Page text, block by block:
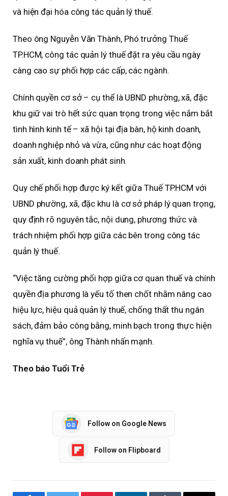
và hiện đại hóa công tác quản lý thuế.
Theo ông Nguyễn Văn Thành, Phó trưởng Thuế
TP.HCM, công tác quản lý thuế đặt ra yêu cầu ngày
càng cao sự phối hợp các cấp, các ngành.
Chính quyền cơ sở – cụ thể là UBND phường, xã, đặc
khu giữ vai trò hết sức quan trọng trong việc nắm bắt
tình hình kinh tế – xã hội tại địa bàn, hộ kinh doanh,
doanh nghiệp nhỏ và vừa, cũng như các hoạt động
sản xuất, kinh doanh phát sinh.
Quy chế phối hợp được ký kết giữa Thuế TP.HCM với
UBND phường, xã, đặc khu là cơ sở pháp lý quan trọng,
quy định rõ nguyên tắc, nội dung, phương thức và
trách nhiệm phối hợp giữa các bên trong công tác
quản lý thuế.
“Việc tăng cường phối hợp giữa cơ quan thuế và chính
quyền địa phương là yếu tố then chốt nhằm nâng cao
hiệu lực, hiệu quả quản lý thuế, chống thất thu ngân
sách, đảm bảo công bằng, minh bạch trong thực hiện
nghĩa vụ thuế”, ông Thành nhấn mạnh.
Theo báo Tuổi Trẻ
Follow on Google News
Follow on Flipboard